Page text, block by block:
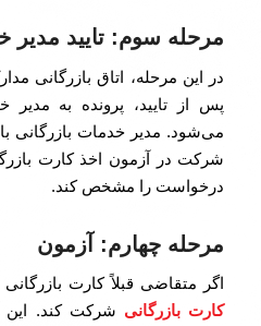
مرحله سوم: تایید مدیر
در این مرحله، اتاق بازرگانی
پس از تایید، پرونده به مدیر
می‌شود. مدیر خدمات بازرگانی
شرکت در آزمون اخذ کارت
درخواست را مشخص کند.
مرحله چهارم: آزمون
اگر متقاضی قبلاً کارت بازرگانی
کارت بازرگانی شرکت کند. این